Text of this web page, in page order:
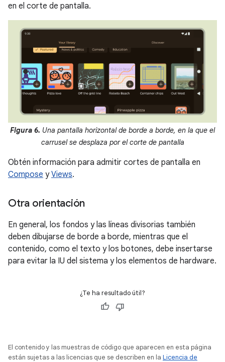
en el corte de pantalla.
Figura 6. Una pantalla horizontal de borde a borde, en la que el
carrusel se desplaza por el corte de pantalla
Obtén información para admitir cortes de pantalla en
Compose yViews.
Otra orientación
En general, los fondos y las líneas divisorias también
deben dibujarse de borde a borde, mientras que el
contenido, como el texto y los botones, debe insertarse
para evitar la IU del sistema y los elementos de hardware.
¿Te ha resultado útil?
El contenido y las muestras de código que aparecen en esta página
están sujetas a las licencias que se describen en la Licencia de